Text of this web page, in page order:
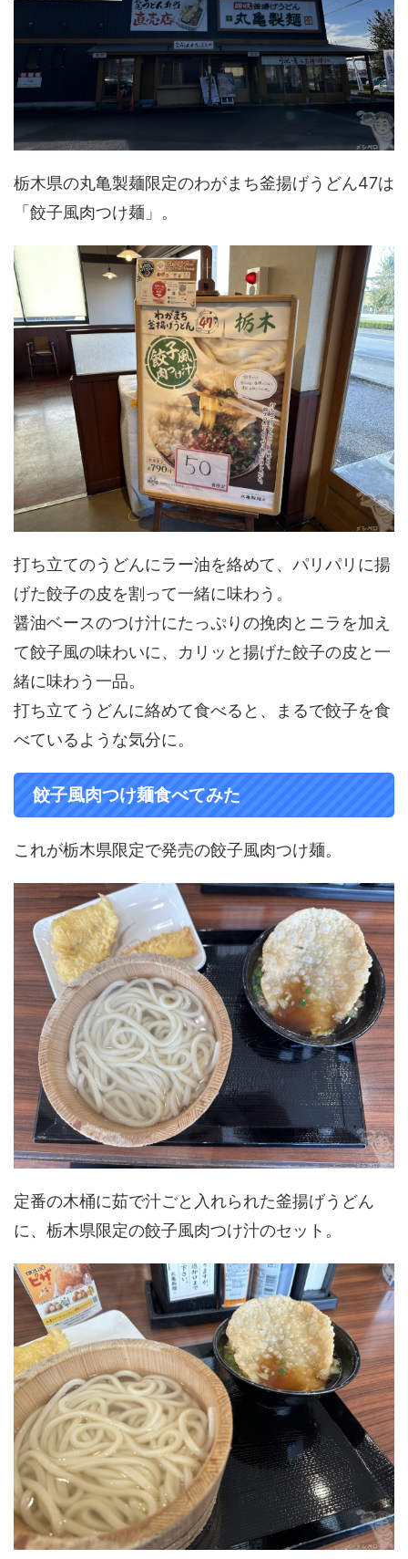
栃木県の丸亀製麺限定のわがまち釜揚げうどん47は
「餃子風肉つけ麺」。
打ち立てのうどんにラー油を絡めて、パリパリに揚
げた餃子の皮を割って一緒に味わう。
醤油ベースのつけ汁にたっぷりの挽肉とニラを加え
て餃子風の味わいに、カリッと揚げた餃子の皮と一
緒に味わう一品。
打ち立てうどんに絡めて食べると、まるで餃子を食
べているような気分に。
餃子風肉つけ麺食べてみた
これが栃木県限定で発売の餃子風肉つけ麺。
定番の木桶に茹で汁ごと入れられた釜揚げうどん
に、栃木県限定の餃子風肉つけ汁のセット。